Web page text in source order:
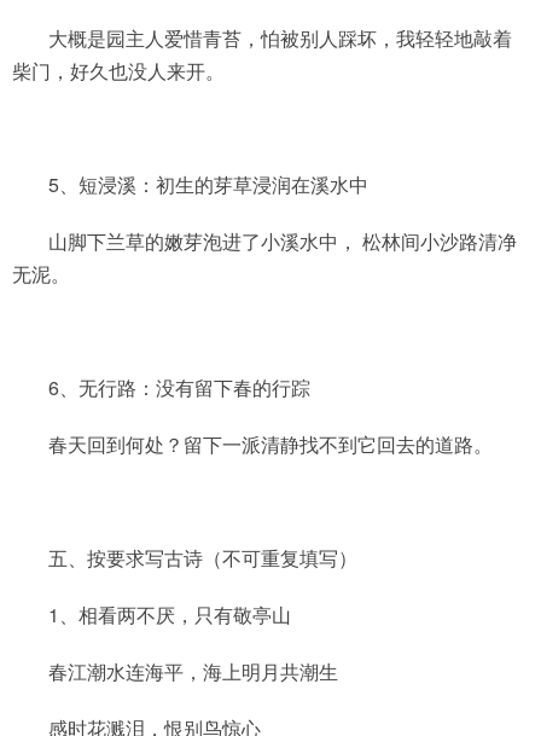
大概是园主人爱惜青苔，怕被别人踩坏，我轻轻地敲着
柴门，好久也没人来开。
5、短浸溪：初生的芽草浸润在溪水中
山脚下兰草的嫩芽泡进了小溪水中， 松林间小沙路清净
无泥。
6、无行路：没有留下春的行踪
春天回到何处？留下一派清静找不到它回去的道路。
五、按要求写古诗（不可重复填写）
1、相看两不厌，只有敬亭山
春江潮水连海平，海上明月共潮生
感时花溅泪，恨别鸟惊心